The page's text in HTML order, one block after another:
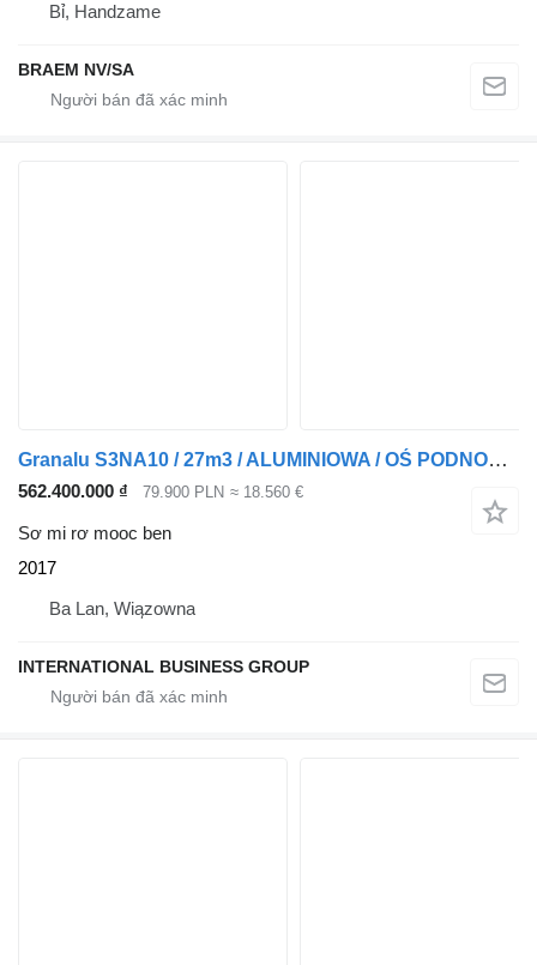
Bỉ, Handzame
BRAEM NV/SA
Granalu S3NA10 / 27m3 / ALUMINIOWA / OŚ PODNOSZONA / 5,1T
562.400.000 ₫ 79.900 PLN ≈ 18.560 €
Sơ mi rơ mooc ben
2017
Ba Lan, Wiązowna
INTERNATIONAL BUSINESS GROUP